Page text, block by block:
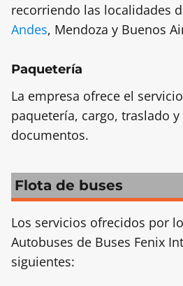
recorriendo las localidades
Andes, Mendoza y Buenos
Paquetería
La empresa ofrece el
paquetería, cargo, traslado
documentos.
Flota de buses
Los servicios ofrecidos por
Autobuses de Buses Fenix
siguientes: